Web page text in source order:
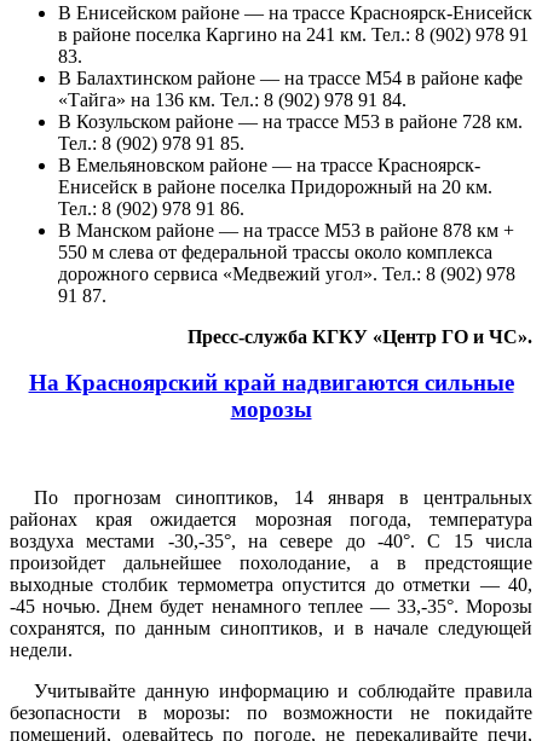
В Енисейском районе — на трассе Красноярск-Енисейск
в районе поселка Каргино на 241 км. Тел.: 8 (902) 978 91
83.
В Балахтинском районе — на трассе М54 в районе кафе
«Тайга» на 136 км. Тел.: 8 (902) 978 91 84.
В Козульском районе — на трассе М53 в районе 728 км.
Тел.: 8 (902) 978 91 85.
В Емельяновском районе — на трассе Красноярск-
Енисейск в районе поселка Придорожный на 20 км.
Тел.: 8 (902) 978 91 86.
В Манском районе — на трассе М53 в районе 878 км +
550 м слева от федеральной трассы около комплекса
дорожного сервиса «Медвежий угол». Тел.: 8 (902) 978
91 87.
Пресс-служба КГКУ «Центр ГО и ЧС».
На Красноярский край надвигаются сильные
морозы
По прогнозам синоптиков, 14 января в центральных
районах края ожидается морозная погода, температура
воздуха местами -30,-35°, на севере до -40°. С 15 числа
произойдет дальнейшее похолодание, а в предстоящие
выходные столбик термометра опустится до отметки — 40,
-45 ночью. Днем будет ненамного теплее — 33,-35°. Морозы
сохранятся, по данным синоптиков, и в начале следующей
недели.
Учитывайте данную информацию и соблюдайте правила
безопасности в морозы: по возможности не покидайте
помещений, одевайтесь по погоде, не перекаливайте печи,